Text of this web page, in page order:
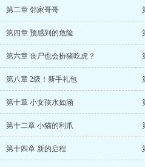
第二章 邻家哥哥
第四章 预感到的危险
第六章 丧尸也会扮猪吃虎？
第八章 2级！新手礼包
第十章 小女孩水如涵
第十二章 小猫的利爪
第十四章 新的启程